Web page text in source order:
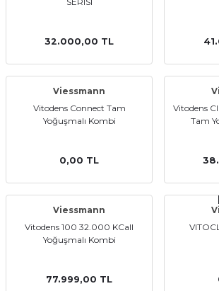
32.000,00 TL
Viessmann
Vitodens Connect Tam
Yoğuşmalı Kombi
0,00 TL
Vitodens
Tam
Viessmann
Vitodens 100 32.000 KCall
Yoğuşmalı Kombi
77.999,00 TL